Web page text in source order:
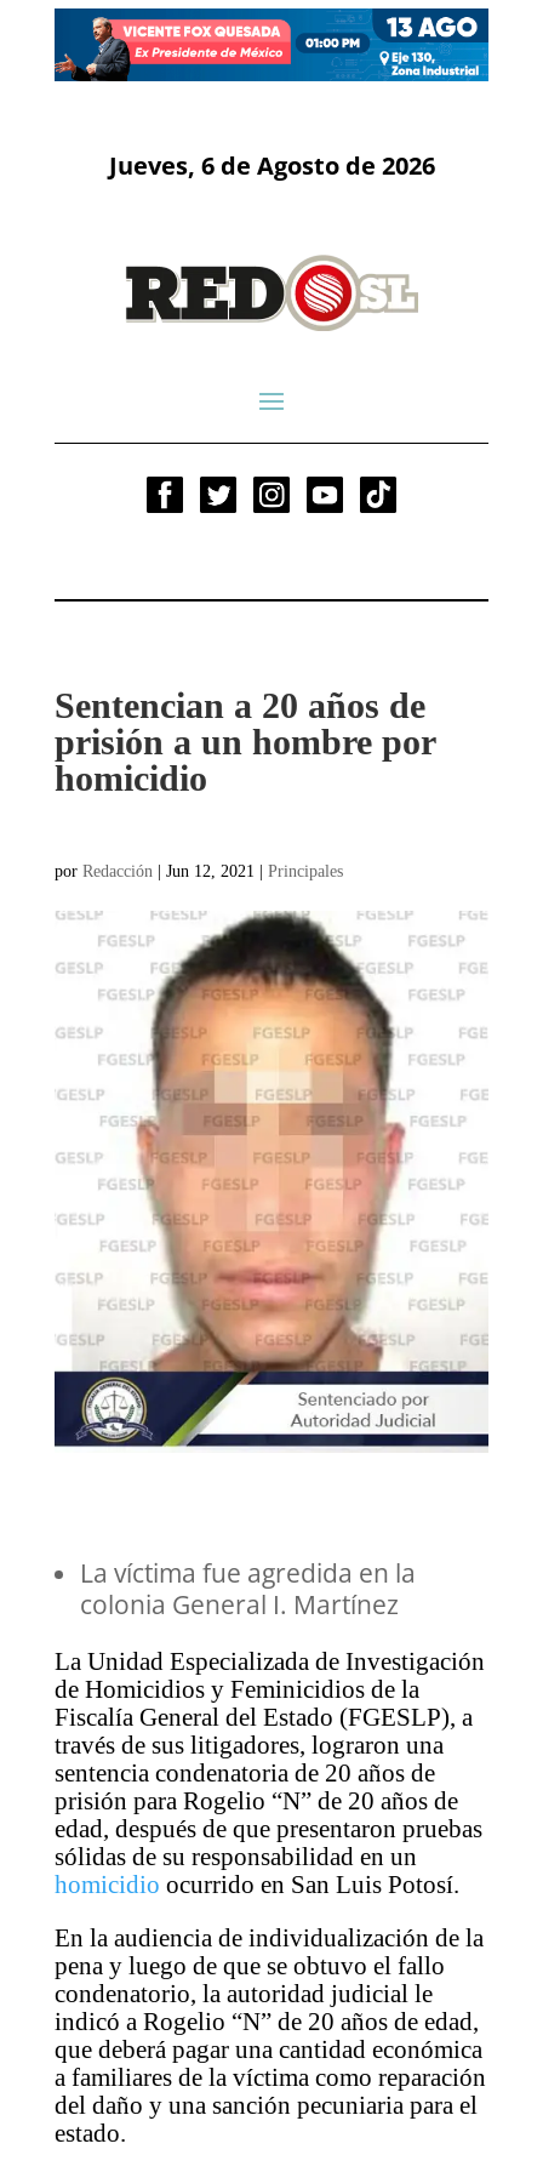
Jueves, 6 de Agosto de 2026
Sentencian a 20 años de
prisión a un hombre por
homicidio
por Redacción | Jun 12, 2021 | Principales
La víctima fue agredida en la
colonia General I. Martínez
La Unidad Especializada de Investigación
de Homicidios y Feminicidios de la
Fiscalía General del Estado (FGESLP), a
través de sus litigadores, lograron una
sentencia condenatoria de 20 años de
prisión para Rogelio “N” de 20 años de
edad, después de que presentaron pruebas
sólidas de su responsabilidad en un
homicidio ocurrido en San Luis Potosí.
En la audiencia de individualización de la
pena y luego de que se obtuvo el fallo
condenatorio, la autoridad judicial le
indicó a Rogelio “N” de 20 años de edad,
que deberá pagar una cantidad económica
a familiares de la víctima como reparación
del daño y una sanción pecuniaria para el
estado.